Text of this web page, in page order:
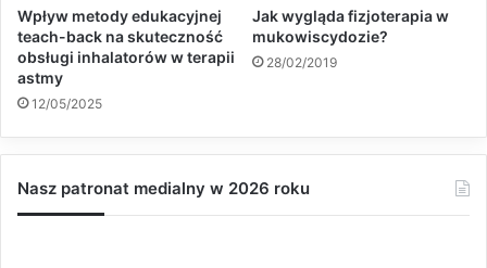
Wpływ metody edukacyjnej
teach-back na skuteczność
obsługi inhalatorów w terapii
astmy
12/05/2025
Jak wygląda fizjoterapia w
mukowiscydozie?
28/02/2019
Nasz patronat medialny w 2026 roku